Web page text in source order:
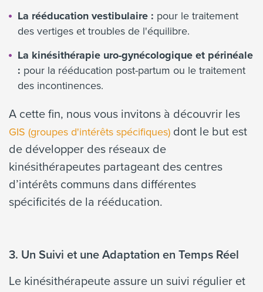
La rééducation vestibulaire : pour le traitement
des vertiges et troubles de l'équilibre.
La kinésithérapie uro-gynécologique et périnéale
: pour la rééducation post-partum ou le traitement
des incontinences.
A cette fin, nous vous invitons à découvrir les
GIS (groupes d'intérêts spécifiques) dont le but est
de développer des réseaux de
kinésithérapeutes partageant des centres
d’intérêts communs dans différentes
spécificités de la rééducation.
3. Un Suivi et une Adaptation en Temps Réel
Le kinésithérapeute assure un suivi régulier et